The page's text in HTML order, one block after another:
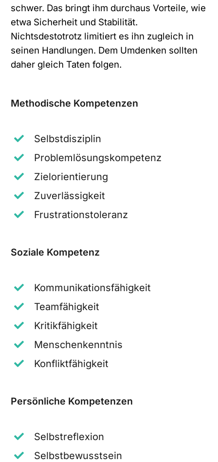
schwer. Das bringt ihm durchaus Vorteile, wie
etwa Sicherheit und Stabilität.
Nichtsdestotrotz limitiert es ihn zugleich in
seinen Handlungen. Dem Umdenken sollten
daher gleich Taten folgen.
Methodische Kompetenzen
Selbstdisziplin
Problemlösungskompetenz
Zielorientierung
Zuverlässigkeit
Frustrationstoleranz
Soziale Kompetenz
Kommunikationsfähigkeit
Teamfähigkeit
Kritikfähigkeit
Menschenkenntnis
Konfliktfähigkeit
Persönliche Kompetenzen
Selbstreflexion
Selbstbewusstsein